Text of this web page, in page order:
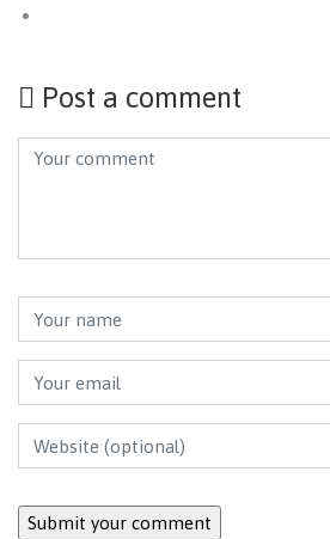
Post a comment